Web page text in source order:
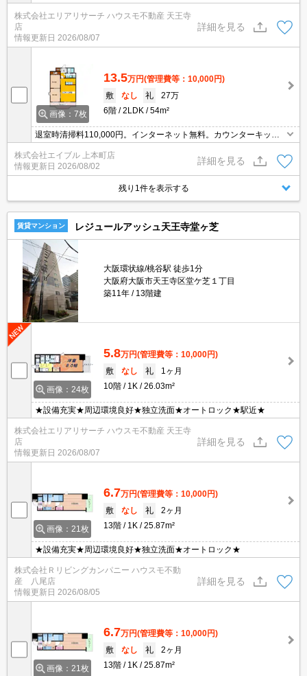
株式会社エリアリサーチ ハウスモ不動産 天王寺
店
情報更新日 2026/08/07
詳細を見る
画像：7枚
13.5万円(管理費等：10,000円)
敷
なし 礼
27万
6階
2LDK 54m²
退室時清掃料110,000円。インターネット無料。カウンターキッチ
ンがお洒落でしょ。南向きで日当り良好。
株式会社エイブル 上本町店
情報更新日 2026/08/02
詳細を見る
残り1件を表示する
賃貸マンション レジュールアッシュ天王寺堂ヶ芝
大阪環状線/桃谷駅 徒歩1分
大阪府大阪市天王寺区堂ケ芝１丁目
築11年
13階建
画像：24枚
5.8万円(管理費等：10,000円)
敷
なし 礼
1ヶ月
10階
1K 26.03m²
★設備充実★周辺環境良好★独立洗面★オートロック★駅近★
株式会社エリアリサーチ ハウスモ不動産 天王寺
店
情報更新日 2026/08/07
詳細を見る
画像：21枚
6.7万円(管理費等：10,000円)
敷
なし 礼
2ヶ月
13階
1K 25.87m²
★設備充実★周辺環境良好★独立洗面★オートロック★
株式会社Ｒリビングカンパニー ハウスモ不動
産 八尾店
情報更新日 2026/08/05
詳細を見る
画像：21枚
6.7万円(管理費等：10,000円)
敷
なし 礼
2ヶ月
13階
1K 25.87m²